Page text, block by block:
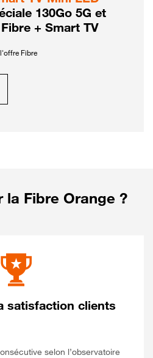
130Go 5G et
+ Smart TV
Fibre
la Fibre Orange ?
satisfaction clients
selon l’observatoire